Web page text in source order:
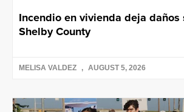
Incendio en vivienda deja daños
Shelby County
MELISA VALDEZ AUGUST 5, 2026